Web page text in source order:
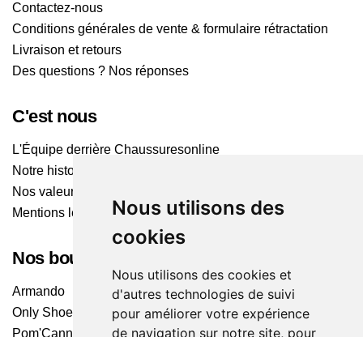
Nous utilisons des
cookies
Nous utilisons des cookies et
d'autres technologies de suivi
pour améliorer votre expérience
de navigation sur notre site, pour
Contactez-nous
Conditions générales de vente & formulaire rétractation
Livraison et retours
Des questions ? Nos réponses
C'est nous
L'Équipe derrière Chaussuresonline
Notre histoire
Nos valeurs
Mentions légales
Nos boutiques
Armando
Only Shoes
Pom'Cannelle